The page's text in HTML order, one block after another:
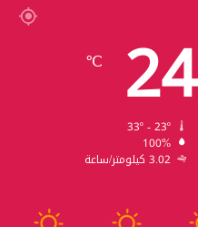
24
℃
100%
3.02 كيلومتر/ساعة